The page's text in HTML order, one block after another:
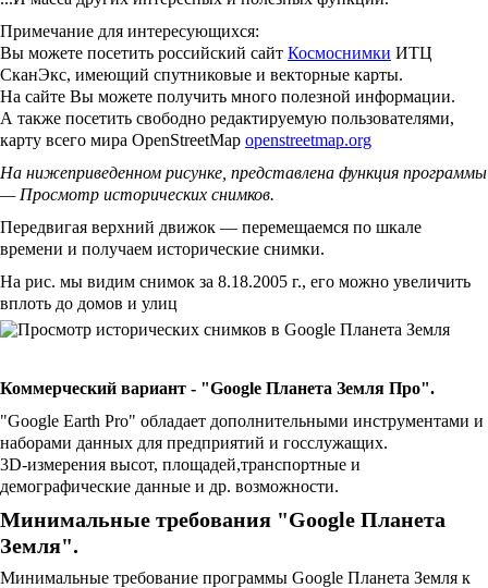
Примечание для интересующихся:
Вы можете посетить российский сайт Космоснимки ИТЦ
СканЭкс, имеющий спутниковые и векторные карты.
На сайте Вы можете получить много полезной информации.
А также посетить свободно редактируемую пользователями,
карту всего мира OpenStreetMap openstreetmap.org
На нижеприведенном рисунке, представлена функция программы
— Просмотр исторических снимков.
Передвигая верхний движок — перемещаемся по шкале
времени и получаем исторические снимки.
На рис. мы видим снимок за 8.18.2005 г., его можно увеличить
вплоть до домов и улиц
Коммерческий вариант - "Google Планета Земля Про".
"Google Earth Pro" обладает дополнительными инструментами и
наборами данных для предприятий и госслужащих.
3D-измерения высот, площадей,транспортные и
демографические данные и др. возможности.
Минимальные требования "Google Планета
Земля".
Минимальные требование программы Google Планета Земля к